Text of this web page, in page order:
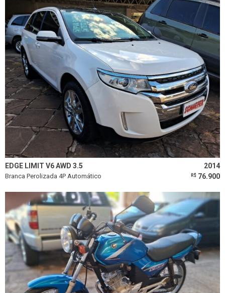
EDGE LIMIT V6 AWD 3.5 2014
Branca Perolizada 4P Automático R$ 76.900